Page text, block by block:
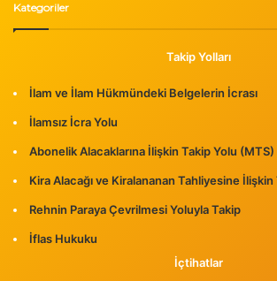
Kategoriler
Takip Yolları
İlam ve İlam Hükmündeki Belgelerin İcrası
İlamsız İcra Yolu
Abonelik Alacaklarına İlişkin Takip Yolu (MTS)
Kira Alacağı ve Kiralananan Tahliyesine İlişkin
Rehnin Paraya Çevrilmesi Yoluyla Takip
İflas Hukuku
İçtihatlar